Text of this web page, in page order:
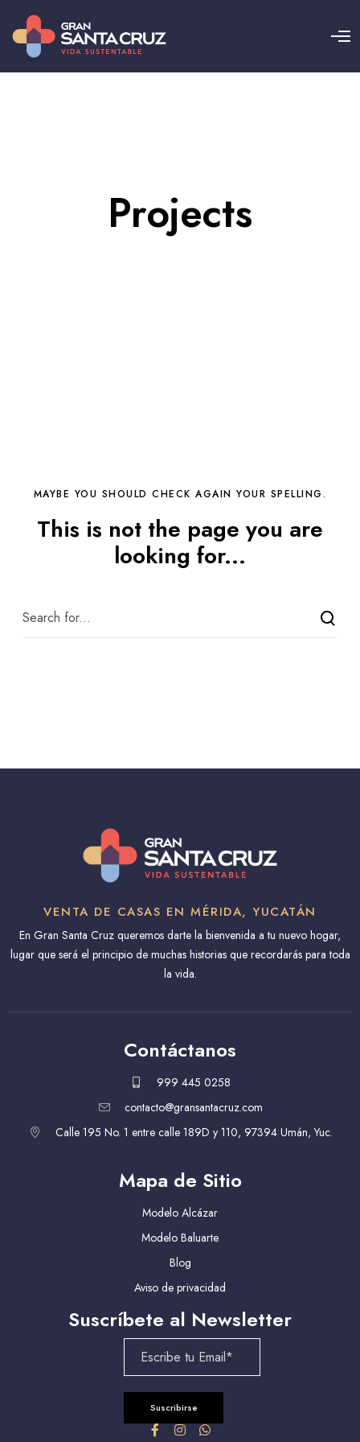
Projects
MAYBE YOU SHOULD CHECK AGAIN YOUR SPELLING.
This is not the page you are
looking for...
VENTA DE CASAS EN MÉRIDA, YUCATÁN
En Gran Santa Cruz queremos darte la bienvenida a tu nuevo hogar,
lugar que será el principio de muchas historias que recordarás para toda
la vida.
Contáctanos
999 445 0258
contacto@gransantacruz.com
Calle 195 No. 1 entre calle 189D y 110, 97394 Umán, Yuc.
Mapa de Sitio
Modelo Alcázar
Modelo Baluarte
Blog
Aviso de privacidad
Suscríbete al Newsletter